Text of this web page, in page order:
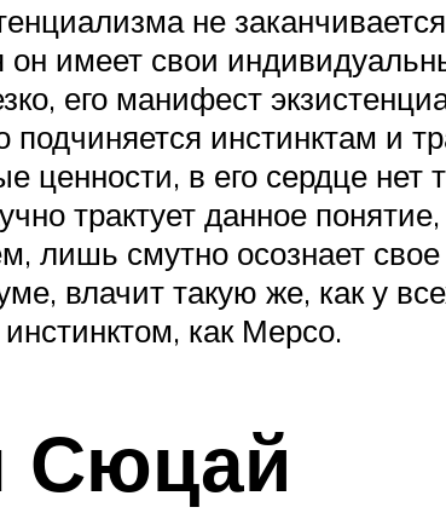
не
имеет свои
его манифест
инстинктам и
ценности, в его сердце
трактует данное
лишь смутно осознает
влачит такую же, как у
как Мерсо.
Сюцай